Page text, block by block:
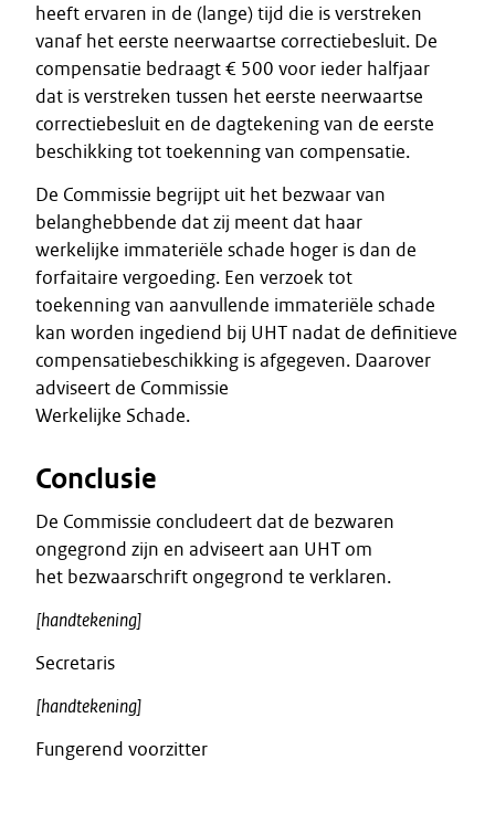
heeft ervaren in de (lange) tijd die is verstreken
vanaf het eerste neerwaartse correctiebesluit. De
compensatie bedraagt € 500 voor ieder halfjaar
dat is verstreken tussen het eerste neerwaartse
correctiebesluit en de dagtekening van de eerste
beschikking tot toekenning van compensatie.
De Commissie begrijpt uit het bezwaar van
belanghebbende dat zij meent dat haar
werkelijke immateriële schade hoger is dan de
forfaitaire vergoeding. Een verzoek tot
toekenning van aanvullende immateriële schade
kan worden ingediend bij UHT nadat de definitieve
compensatiebeschikking is afgegeven. Daarover
adviseert de Commissie
Werkelijke Schade.
Conclusie
De Commissie concludeert dat de bezwaren
ongegrond zijn en adviseert aan UHT om
het bezwaarschrift ongegrond te verklaren.
[handtekening]
Secretaris
[handtekening]
Fungerend voorzitter